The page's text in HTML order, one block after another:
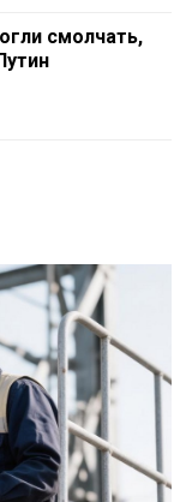
смолчать,